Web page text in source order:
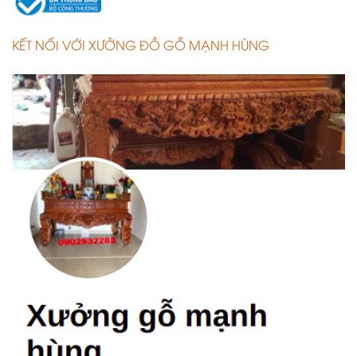
KẾT NỐI VỚI XƯỞNG ĐỒ GỖ MẠNH HÙNG